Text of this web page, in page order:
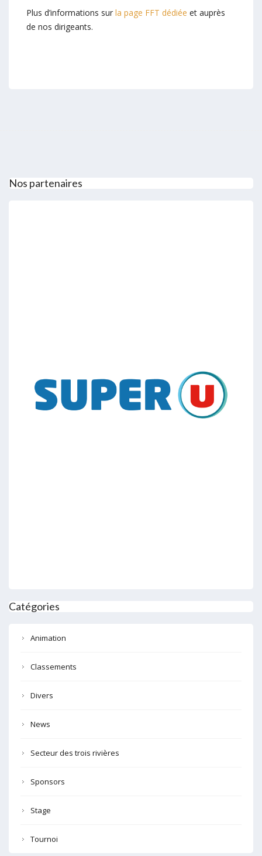
Plus d’informations sur la page FFT dédiée et auprès
de nos dirigeants.
Nos partenaires
Catégories
Animation
Classements
Divers
News
Secteur des trois rivières
Sponsors
Stage
Tournoi